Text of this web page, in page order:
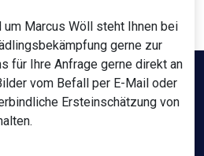
um Marcus Wöll steht Ihnen bei
gerne zur
für Ihre Anfrage gerne direkt an
vom Befall per E-Mail oder
Ersteinschätzung von